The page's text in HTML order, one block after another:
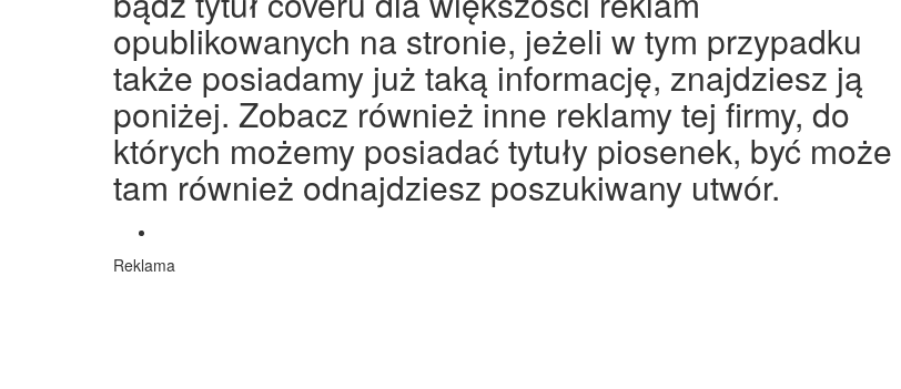
opublikowanych na stronie, jeżeli w tym przypadku
także posiadamy już taką informację, znajdziesz ją
poniżej. Zobacz również inne reklamy tej firmy, do
których możemy posiadać tytuły piosenek, być może
tam również odnajdziesz poszukiwany utwór.
Reklama